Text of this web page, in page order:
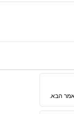
הבא.